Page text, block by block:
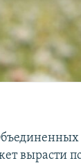
вырасти